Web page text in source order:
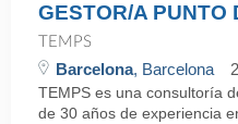
GESTOR/A PUNTO
TEMPS
Barcelona, Barcelona
TEMPS es una consultoría
de 30 años de experiencia